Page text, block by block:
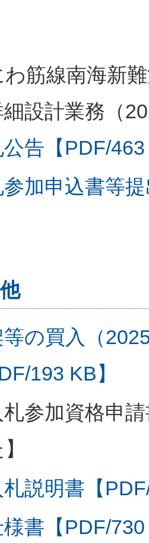
わ筋線南海新
設計業務（
公告【PDF/
参加申込書等
の買入（
193 KB】
札参加資格申
説明書【
書【PDF/730